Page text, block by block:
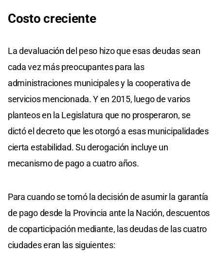
Costo creciente
La devaluación del peso hizo que esas deudas sean
cada vez más preocupantes para las
administraciones municipales y la cooperativa de
servicios mencionada. Y en 2015, luego de varios
planteos en la Legislatura que no prosperaron, se
dictó el decreto que les otorgó a esas municipalidades
cierta estabilidad. Su derogación incluye un
mecanismo de pago a cuatro años.
Para cuando se tomó la decisión de asumir la garantía
de pago desde la Provincia ante la Nación, descuentos
de coparticipación mediante, las deudas de las cuatro
ciudades eran las siguientes: